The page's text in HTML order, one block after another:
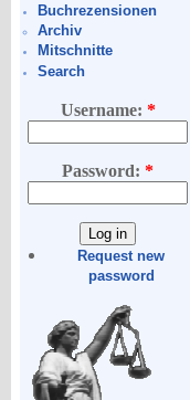
Buchrezensionen
Archiv
Mitschnitte
Search
Username: *
Password:*
Request new
password